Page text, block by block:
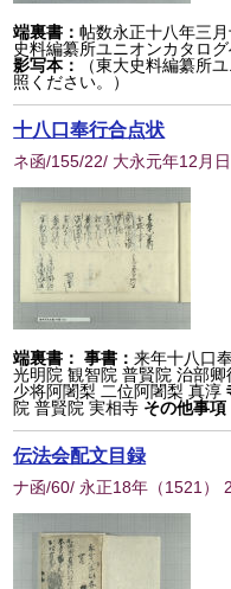
端裏書：帖数永正十八年三月
史料編纂所ユニオンカタロ
影写本：
（東大史料編纂所
照ください。）
十八口奉行合点状
ネ函/155/22/ 大永元年12月日
端裏書： 事書：来年十八口
光明院 観智院 普賢院 治部
少将阿闍梨 二位阿闍梨 真淳
院 普賢院 実相寺 その他事項
伝法会配文目録
ナ函/60/ 永正18年 （1521 ）